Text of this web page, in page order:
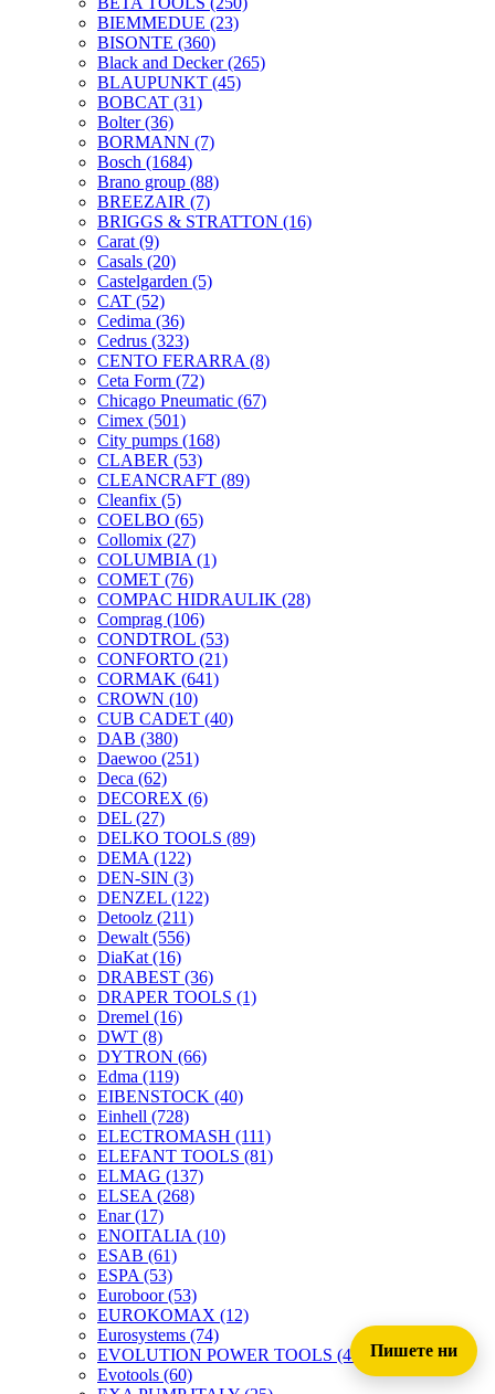
BIEMMEDUE (23)
BISONTE (360)
Black and Decker(265)
BLAUPUNKT (45)
BOBCAT (31)
Bolter(36)
BORMANN (7)
Bosch (1684)
Brano group (88)
BREEZAIR (7)
BRIGGS & STRATTON (16)
Carat (9)
Casals (20)
Castelgarden (5)
CAT (52)
Cedima (36)
Cedrus (323)
CENTO FERARRA (8)
Ceta Form (72)
Chicago Pneumatic (67)
Cimex (501)
City pumps (168)
CLABER (53)
CLEANCRAFT (89)
Cleanfix (5)
COELBO (65)
Collomix (27)
COLUMBIA (1)
COMET (76)
COMPAC HIDRAULIK (28)
Comprag (106)
CONDTROL (53)
CONFORTO (21)
CORMAK (641)
CROWN (10)
CUB CADET (40)
DAB (380)
Daewoo (251)
Deca (62)
DECOREX (6)
DEL (27)
DELKO TOOLS (89)
DEMA (122)
DEN-SIN (3)
DENZEL (122)
Detoolz (211)
Dewalt (556)
DiaKat (16)
DRABEST (36)
DRAPER TOOLS (1)
Dremel (16)
DWT (8)
DYTRON (66)
Edma (119)
EIBENSTOCK (40)
Einhell (728)
ELECTROMASH (111)
ELEFANT TOOLS (81)
ELMAG (137)
ELSEA (268)
Enar(17)
ENOITALIA (10)
ESAB (61)
ESPA (53)
Euroboor(53)
EUROKOMAX (12)
Eurosystems (74)
EVOLUTION POWER TOOLS (45)
Evotools (60)
Пишете ни